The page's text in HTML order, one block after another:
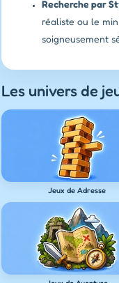
Recherche par
réaliste ou le
soigneusement
Les univers de
Jeux de Adresse